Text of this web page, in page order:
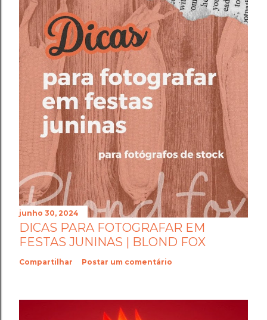
junho 30, 2024
DICAS PARA FOTOGRAFAR EM
FESTAS JUNINAS | BLOND FOX
Compartilhar Postar um comentário